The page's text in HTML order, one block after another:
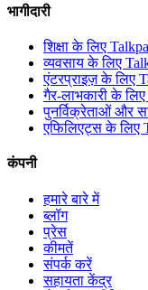
भागीदारी
शिक्षा के लिए
व्यवसाय के लिए
एंटरप्राइज़ के लिए
गैर-लाभकारी के
पुनर्विक्रेताओं और
एफिलिएट्स के लिए
कंपनी
हमारे बारे में
ब्लॉग
प्रेस
कीमतें
संपर्क करें
सहायता केंद्र